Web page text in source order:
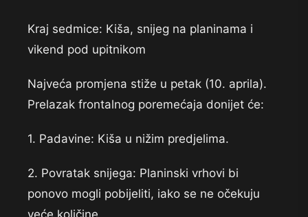
Kraj sedmice: Kiša, snijeg na planinama i
vikend pod upitnikom
Najveća promjena stiže u petak (10. aprila).
Prelazak frontalnog poremećaja donijet će:
1. Padavine: Kiša u nižim predjelima.
2. Povratak snijega: Planinski vrhovi bi
ponovo mogli pobijeliti, iako se ne očekuju